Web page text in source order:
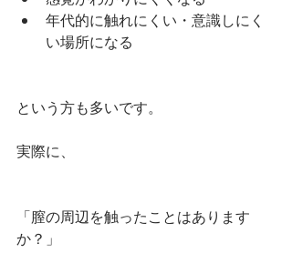
年代的に触れにくい・意識しにく
い場所になる
という方も多いです。
実際に、
「膣の周辺を触ったことはあります
か？」